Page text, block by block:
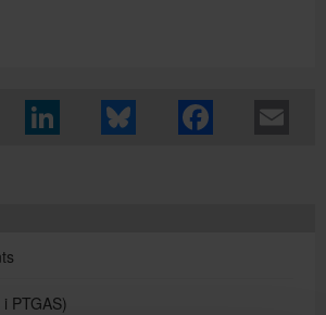
Español
PTGAS)